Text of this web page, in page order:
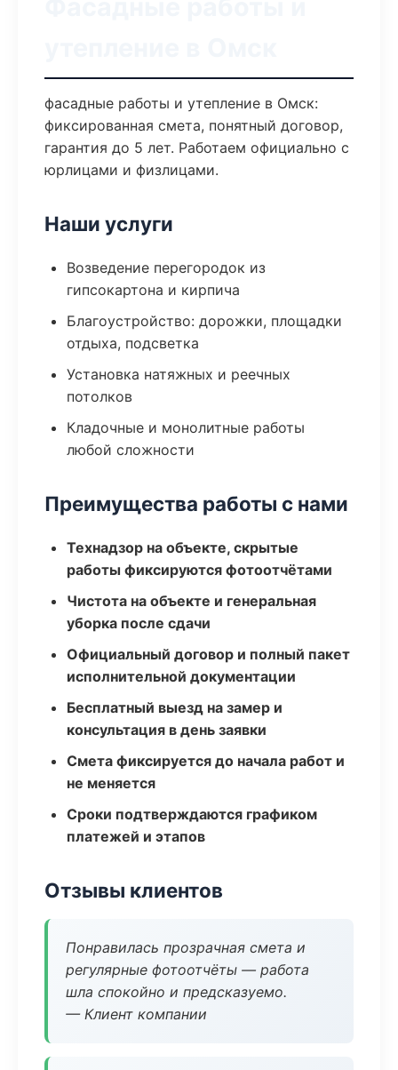
фасадные работы и утепление в Омск:
фиксированная смета, понятный договор,
гарантия до 5 лет. Работаем официально с
юрлицами и физлицами.
Наши услуги
Возведение перегородок из
гипсокартона и кирпича
Благоустройство: дорожки, площадки
отдыха, подсветка
Установка натяжных и реечных
потолков
Кладочные и монолитные работы
любой сложности
Преимущества работы с нами
Технадзор на объекте, скрытые
работы фиксируются фотоотчётами
Чистота на объекте и генеральная
уборка после сдачи
Официальный договор и полный пакет
исполнительной документации
Бесплатный выезд на замер и
консультация в день заявки
Смета фиксируется до начала работ и
не меняется
Сроки подтверждаются графиком
платежей и этапов
Отзывы клиентов
Понравилась прозрачная смета и
регулярные фотоотчёты — работа
шла спокойно и предсказуемо.
— Клиент компании